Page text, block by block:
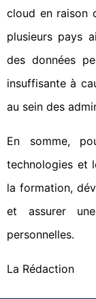
cloud en raison
plusieurs pays
des données
insuffisante à
au sein des
En somme,
technologies et
la formation,
et assurer
personnelles.
La Rédaction